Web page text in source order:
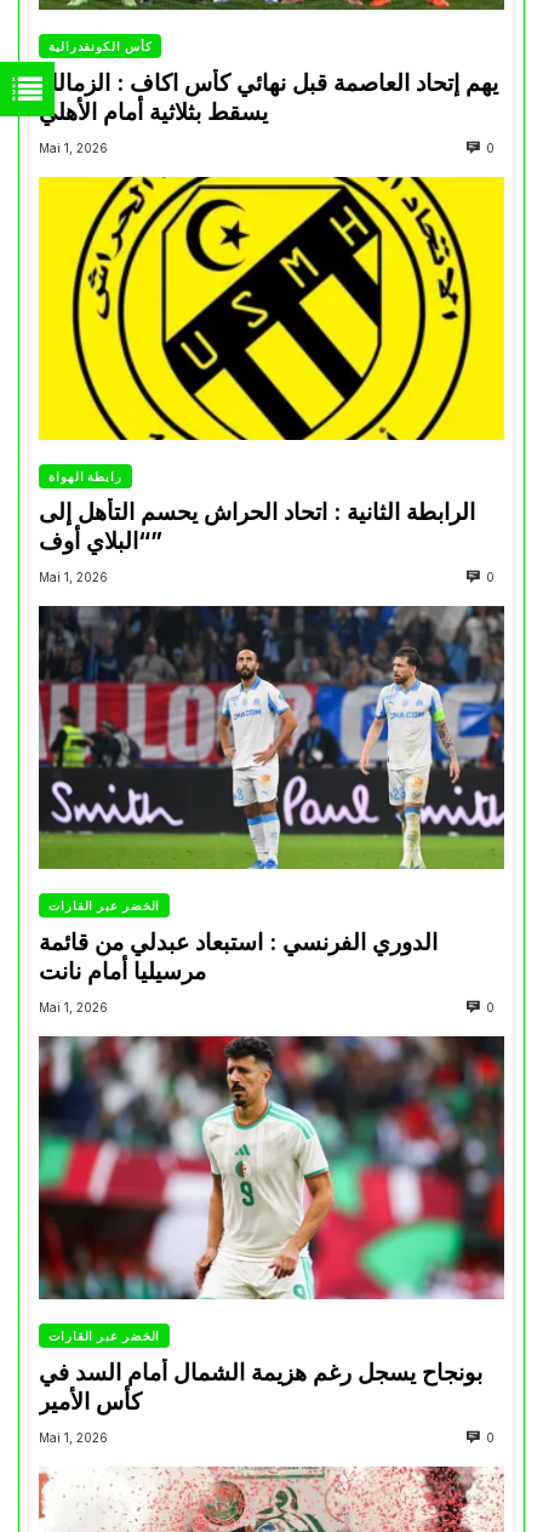
كأس الكونفدرالية
يهم إتحاد العاصمة قبل نهائي كأس اكاف : الزمالك
Mai 1, 2026 0
رابطة الهواة
الرابطة الثانية : اتحاد الحراش يحسم التأهل إلى
“البلاي أوف”
Mai 1, 2026 0
الخضر عبر القارات
الدوري الفرنسي : استبعاد عبدلي من قائمة
مرسيليا أمام نانت
Mai 1, 2026 0
الخضر عبر القارات
بونجاح يسجل رغم هزيمة الشمال أمام السد في
كأس الأمير
Mai 1, 2026 0